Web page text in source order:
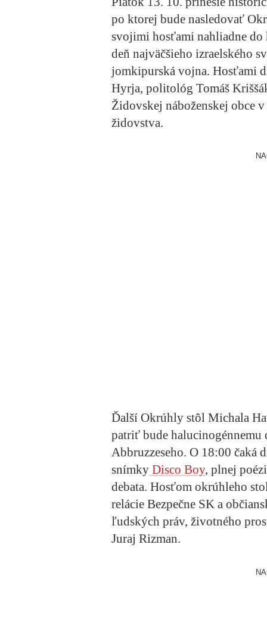
po ktorej bude nasledovať
svojimi hosťami nahliadne
deň najväčšieho izraelského
jomkipurská vojna. Hosťami
Hyrja, politológ Tomáš
Židovskej náboženskej obce
židovstva.
Ďalší Okrúhly stôl Michala
patriť bude halucinogénnemu
Abbruzzeseho. O 18:00 čaká
snímky Disco Boy, plnej
debata. Hosťom okrúhleho
relácie Bezpečne SK a
ľudských práv, životného
Juraj Rizman.